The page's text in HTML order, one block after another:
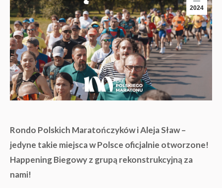
2024
Rondo Polskich Maratończyków i Aleja Sław –
jedyne takie miejsca w Polsce oficjalnie otworzone!
Happening Biegowy z grupą rekonstrukcyjną za
nami!